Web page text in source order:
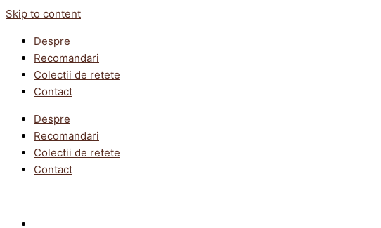
Skip to content
Despre
Recomandari
Colectii de retete
Contact
Despre
Recomandari
Colectii de retete
Contact